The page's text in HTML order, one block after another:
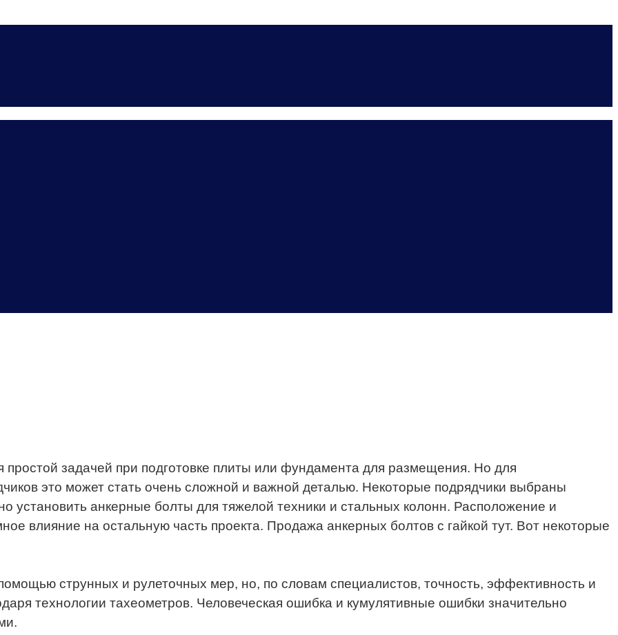
простой задачей при подготовке плиты или фундамента для размещения. Но для
это может стать очень сложной и важной деталью. Некоторые подрядчики выбраны
установить анкерные болты для тяжелой техники и стальных колонн. Расположение и
влияние на остальную часть проекта. Продажа анкерных болтов с гайкой тут. Вот некоторые
струнных и рулеточных мер, но, по словам специалистов, точность, эффективность и
технологии тахеометров. Человеческая ошибка и кумулятивные ошибки значительно